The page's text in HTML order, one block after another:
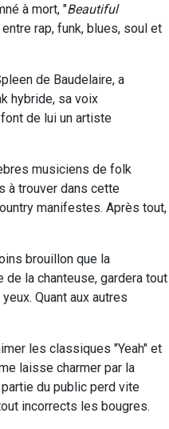
à mort, "Beautiful
rap, funk, blues, soul et
de Baudelaire, a
hybride, sa voix
de lui un artiste
musiciens de folk
à trouver dans cette
manifestes. Après tout,
brouillon que la
la chanteuse, gardera tout
Quant aux autres
les classiques "Yeah" et
laisse charmer par la
du public perd vite
incorrects les bougres.